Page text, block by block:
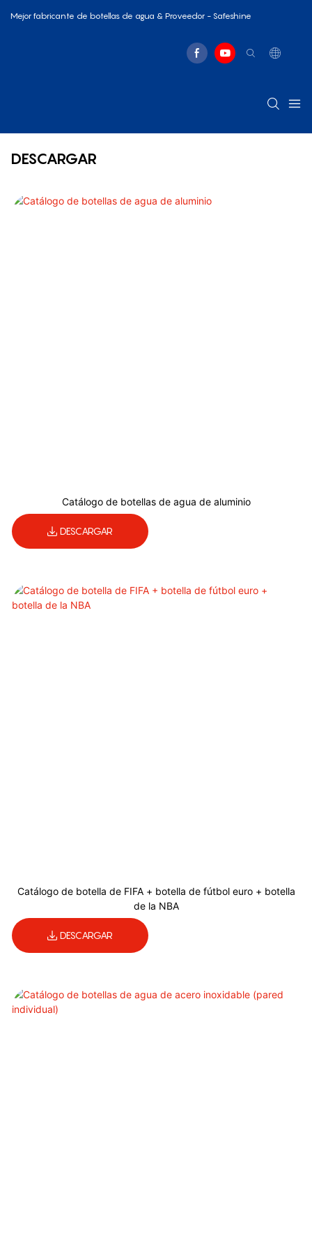
Mejor fabricante de botellas de agua & Proveedor - Safeshine
DESCARGAR
Catálogo de botellas de agua de aluminio
DESCARGAR
Catálogo de botella de FIFA + botella de fútbol euro + botella
de la NBA
DESCARGAR